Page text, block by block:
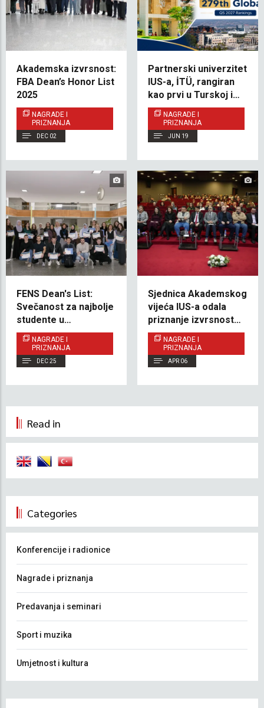
Akademska izvrsnost:
FBA Dean’s Honor List
2025
NAGRADE I
PRIZNANJA
DEC 02
Partnerski univerzitet
IUS-a, İTÜ, rangiran
kao prvi u Turskoj i
279. u svijetu prema
QS rangiranju za 2027.
godinu
NAGRADE I
PRIZNANJA
JUN 19
FENS Dean's List:
Svečanost za najbolje
studente u
akademskoj
2024/2025. godini
NAGRADE I
PRIZNANJA
DEC 25
Sjednica Akademskog
vijeća IUS-a odala
priznanje izvrsnosti i
predstavila viziju
budućeg razvoja
NAGRADE I
PRIZNANJA
APR 06
Read in
Categories
Konferencije i radionice
Nagrade i priznanja
Predavanja i seminari
Sport i muzika
Umjetnost i kultura